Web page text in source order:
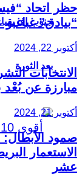
جنوب
بعد الثورة
حظر اتحاد
“بيادق”
أكتوبر 22, 2024
الانتخابات
مبارزة عن
أكتوبر 21, 2024
صمود الأبطال:
الاستعمار
عشر